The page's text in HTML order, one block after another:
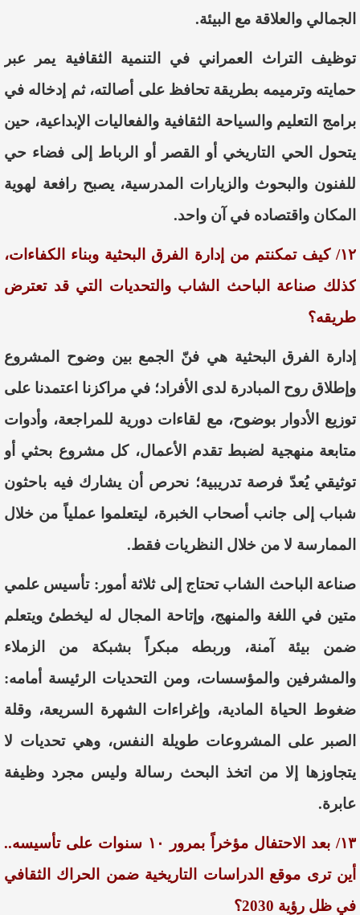
الجمالي والعلاقة مع البيئة.
توظيف التراث العمراني في التنمية الثقافية يمر عبر
حمايته وترميمه بطريقة تحافظ على أصالته، ثم إدخاله في
برامج التعليم والسياحة الثقافية والفعاليات الإبداعية، حين
يتحول الحي التاريخي أو القصر أو الرباط إلى فضاء حي
للفنون والبحوث والزيارات المدرسية، يصبح رافعة لهوية
المكان واقتصاده في آن واحد.
١٢/ كيف تمكنتم من إدارة الفرق البحثية وبناء الكفاءات،
كذلك صناعة الباحث الشاب والتحديات التي قد تعترض
طريقه؟
إدارة الفرق البحثية هي فنّ الجمع بين وضوح المشروع
وإطلاق روح المبادرة لدى الأفراد؛ في مراكزنا اعتمدنا على
توزيع الأدوار بوضوح، مع لقاءات دورية للمراجعة، وأدوات
متابعة منهجية لضبط تقدم الأعمال، كل مشروع بحثي أو
توثيقي يُعدّ فرصة تدريبية؛ نحرص أن يشارك فيه باحثون
شباب إلى جانب أصحاب الخبرة، ليتعلموا عملياً من خلال
الممارسة لا من خلال النظريات فقط.
صناعة الباحث الشاب تحتاج إلى ثلاثة أمور: تأسيس علمي
متين في اللغة والمنهج، وإتاحة المجال له ليخطئ ويتعلم
ضمن بيئة آمنة، وربطه مبكراً بشبكة من الزملاء
والمشرفين والمؤسسات، ومن التحديات الرئيسة أمامه:
ضغوط الحياة المادية، وإغراءات الشهرة السريعة، وقلة
الصبر على المشروعات طويلة النفس، وهي تحديات لا
يتجاوزها إلا من اتخذ البحث رسالة وليس مجرد وظيفة
عابرة.
١٣/ بعد الاحتفال مؤخراً بمرور ١٠ سنوات على تأسيسه..
أين ترى موقع الدراسات التاريخية ضمن الحراك الثقافي
في ظل رؤية 2030؟